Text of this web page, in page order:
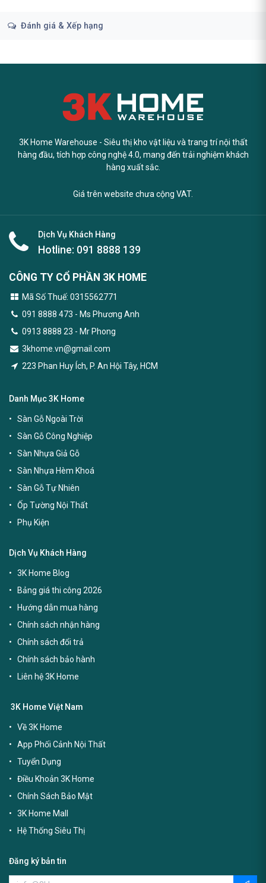
Đánh giá & Xếp hạng
3K Home Warehouse - Siêu thị kho vật liệu và trang trí nội thất
hàng đầu, tích hợp công nghệ 4.0, mang đến trải nghiệm khách
hàng xuất sắc.
Giá trên website chưa cộng VAT.
Dịch Vụ Khách Hàng
Hotline: 091 8888 139
CÔNG TY CỔ PHẦN 3K HOME
Mã Số Thuế: 0315562771
091 8888 473 - Ms Phương Anh
0913 8888 23 - Mr Phong
3khome.vn@gmail.com
223 Phan Huy Ích, P. An Hội Tây, HCM
Danh Mục 3K Home
Sàn Gỗ Ngoài Trời
Sàn Gỗ Công Nghiệp
Sàn Nhựa Giả Gỗ
Sàn Nhựa Hèm Khoá
Sàn Gỗ Tự Nhiên
Ốp Tường Nội Thất
Phụ Kiện
Dịch Vụ Khách Hàng
3K Home Blog
Bảng giá thi công 2026
Hướng dẫn mua hàng
Chính sách nhận hàng
Chính sách đổi trả
Chính sách bảo hành
Liên hệ 3K Home
3K Home Việt Nam
Về 3K Home
App Phối Cảnh Nội Thất
Tuyển Dụng
Điều Khoản 3K Home
Chính Sách Bảo Mật
3K Home Mall
Hệ Thống Siêu Thị
Đăng ký bản tin